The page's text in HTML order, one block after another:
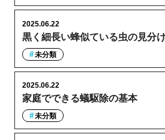
黒く細長い蜂似ている虫の見分
2025.06.22
未分類
家庭でできる蟻駆除の基本
2025.06.22
未分類